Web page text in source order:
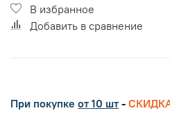
В избранное
Добавить в сравнение
При покупке от 10 шт -